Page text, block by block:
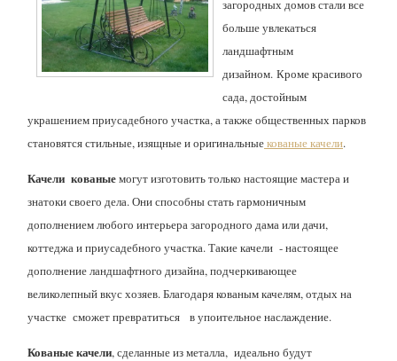
загородных домов стали все
больше увлекаться
ландшафтным
дизайном. Кроме красивого
сада, достойным
украшением приусадебного участка, а также общественных парков
становятся стильные, изящные и оригинальныекованые качели.
Качели кованыемогут изготовить только настоящие мастера и
знатоки своего дела. Они способны стать гармоничным
дополнением любого интерьера загородного дама или дачи,
коттеджа и приусадебного участка. Такие качели - настоящее
дополнение ландшафтного дизайна, подчеркивающее
великолепный вкус хозяев. Благодаря кованым качелям, отдых на
участке сможет превратиться в упоительное наслаждение.
Кованые качели, сделанные из металла, идеально будут